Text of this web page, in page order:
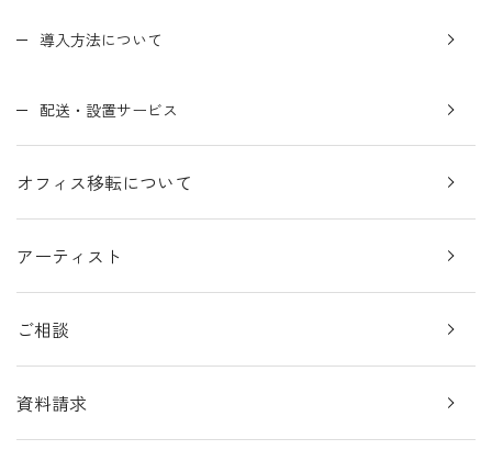
導入方法について
配送・設置サービス
オフィス移転について
アーティスト
ご相談
資料請求